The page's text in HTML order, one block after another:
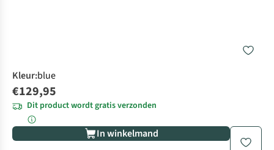
Kleur:blue
€129,95
Dit product wordt gratis verzonden
In winkelmand